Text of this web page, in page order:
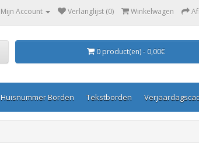
Mijn Account Verlanglijst (0) Winkelwagen
0 product(en) - 0,00€
Huisnummer Borden Tekstborden